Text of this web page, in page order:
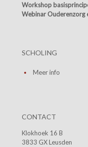
Workshop
Webinar Ouderenzorg
SCHOLING
Meer info
CONTACT
Klokhoek 16 B
3833 GX Leusden